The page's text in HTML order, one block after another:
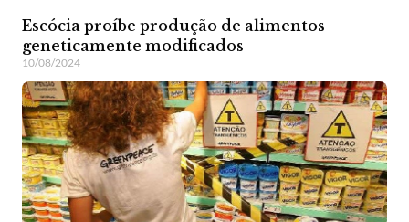
Escócia proíbe produção de alimentos
geneticamente modificados
10/08/2024